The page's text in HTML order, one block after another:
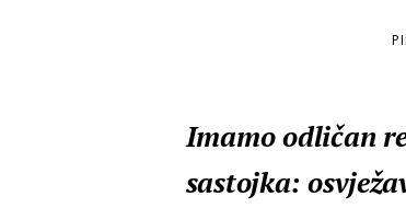
Imamo odličan
sastojka: